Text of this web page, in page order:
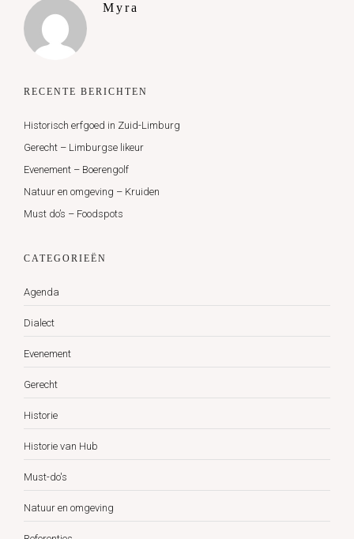
Myra
RECENTE BERICHTEN
Historisch erfgoed in Zuid-Limburg
Gerecht – Limburgse likeur
Evenement – Boerengolf
Natuur en omgeving – Kruiden
Must do’s – Foodspots
CATEGORIEËN
Agenda
Dialect
Evenement
Gerecht
Historie
Historie van Hub
Must-do's
Natuur en omgeving